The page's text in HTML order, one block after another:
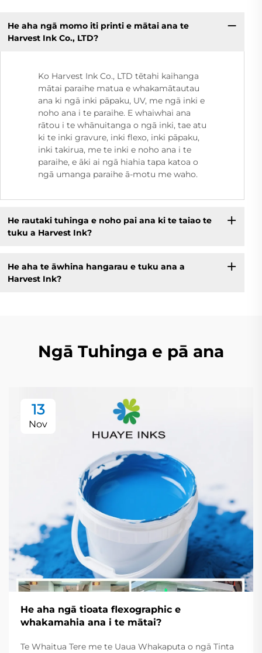
He aha ngā momo iti printi e mātai ana te
Harvest Ink Co., LTD?
Ko Harvest Ink Co., LTD tētahi kaihanga
mātai paraihe matua e whakamātautau
ana ki ngā inki pāpaku, UV, me ngā inki e
noho ana i te paraihe. E whaiwhai ana
rātou i te whānuitanga o ngā inki, tae atu
ki te inki gravure, inki flexo, inki pāpaku,
inki takirua, me te inki e noho ana i te
paraihe, e āki ai ngā hiahia tapa katoa o
ngā umanga paraihe ā-motu me waho.
He rautaki tuhinga e noho pai ana ki te taiao te
tuku a Harvest Ink?
He aha te āwhina hangarau e tuku ana a
Harvest Ink?
Ngā Tuhinga e pā ana
13
Nov
He aha ngā tioata flexographic e
whakamahia ana i te mātai?
Te Whaitua Tere me te Uaua Whakaputa o ngā Tinta